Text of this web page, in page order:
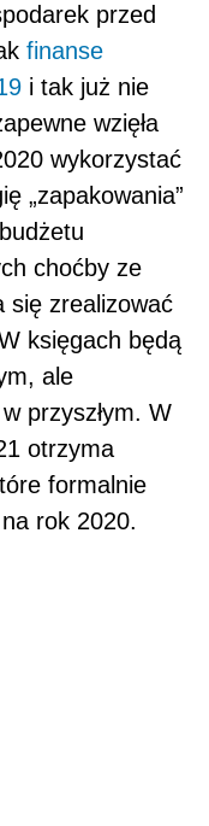
księgach będą
ale
przyszłym. W
otrzyma
formalnie
rok 2020.